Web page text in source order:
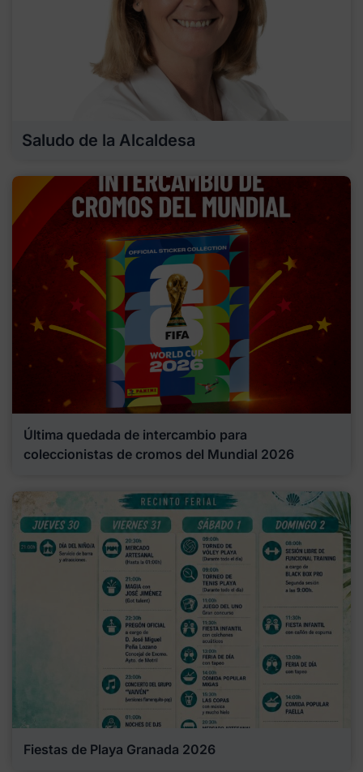
Saludo de la Alcaldesa
Última quedada de intercambio para
coleccionistas de cromos del Mundial 2026
Fiestas de Playa Granada 2026